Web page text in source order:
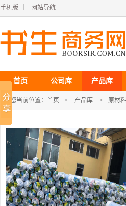
手机版 网站导航
首页 公司库 产品库
您当前位置： 首页 > 产品库 > 原材料